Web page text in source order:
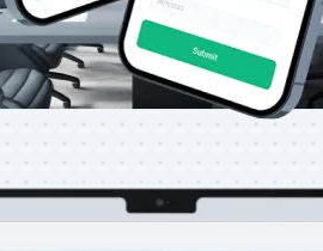
dati comoda